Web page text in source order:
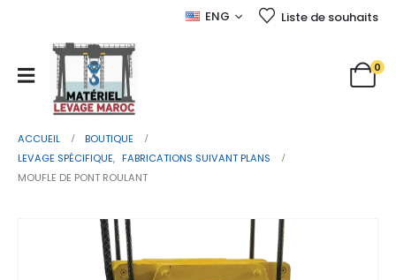
ENG Liste de souhaits
0
ACCUEIL
BOUTIQUE
LEVAGE SPÉCIFIQUE, FABRICATIONS SUIVANT PLANS
MOUFLE DE PONT ROULANT